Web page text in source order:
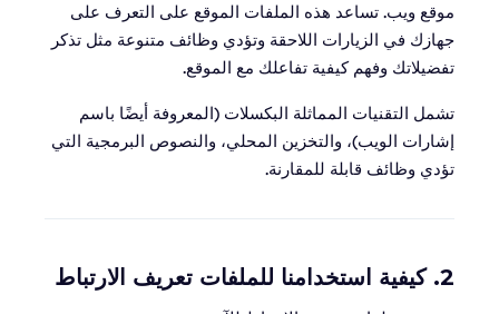
موقع ويب. تساعد هذه الملفات الموقع على التعرف على
جهازك في الزيارات اللاحقة وتؤدي وظائف متنوعة مثل تذكر
تفضيلاتك وفهم كيفية تفاعلك مع الموقع.
تشمل التقنيات المماثلة البكسلات (المعروفة أيضًا باسم
إشارات الويب)، والتخزين المحلي، والنصوص البرمجية التي
تؤدي وظائف قابلة للمقارنة.
2. كيفية استخدامنا للملفات تعريف الارتباط